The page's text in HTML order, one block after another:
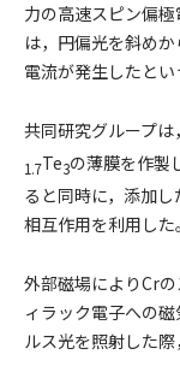
力の高速スピン偏
は，円偏光を斜め
電流が発生したとい
共同研究グループ
1.7Te3の薄膜を作製
ると同時に，添加
相互作用を利用した。
外部磁場によりCr
ィラック電子への
ルス光を照射した